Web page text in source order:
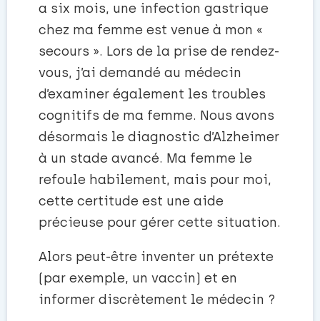
a six mois, une infection gastrique
chez ma femme est venue à mon «
secours ». Lors de la prise de rendez-
vous, j’ai demandé au médecin
d’examiner également les troubles
cognitifs de ma femme. Nous avons
désormais le diagnostic d’Alzheimer
à un stade avancé. Ma femme le
refoule habilement, mais pour moi,
cette certitude est une aide
précieuse pour gérer cette situation.
Alors peut-être inventer un prétexte
(par exemple, un vaccin) et en
informer discrètement le médecin ?